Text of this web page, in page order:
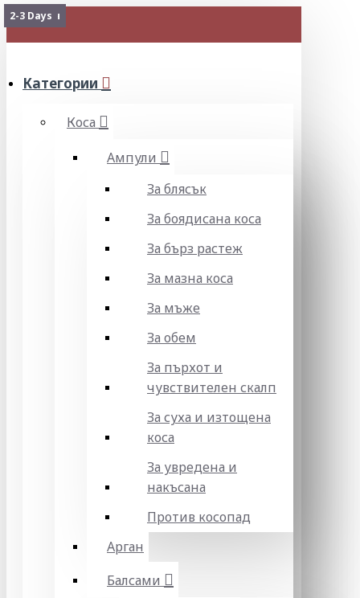
МЕНЮ
Категории
Коса
Ампули
За блясък
За боядисана коса
За бърз растеж
За мазна коса
За мъже
За обем
За пърхот и
чувствителен скалп
За суха и изтощена
коса
За увредена и
накъсана
Против косопад
Арган
Балсами
Изчерпан
Изчерпан
Изчерпан
Изчерпан
Изчерпан
Изчерпан
2-3 Days